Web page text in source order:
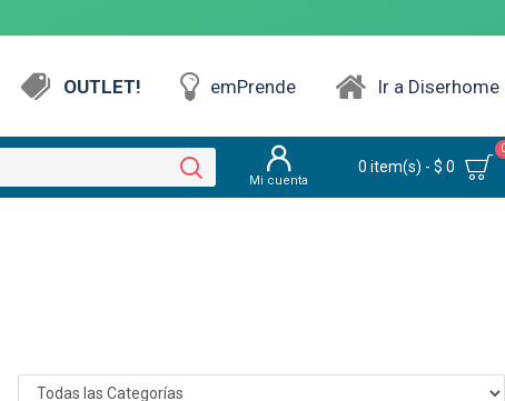
OUTLET! emPrende Ir a Diserhome
Mi cuenta
0 item(s) - $ 0